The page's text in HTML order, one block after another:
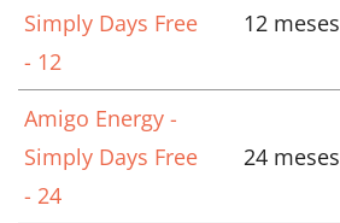
Simply Days Free
- 12
12 meses
Amigo Energy -
Simply Days Free
- 24
24 meses